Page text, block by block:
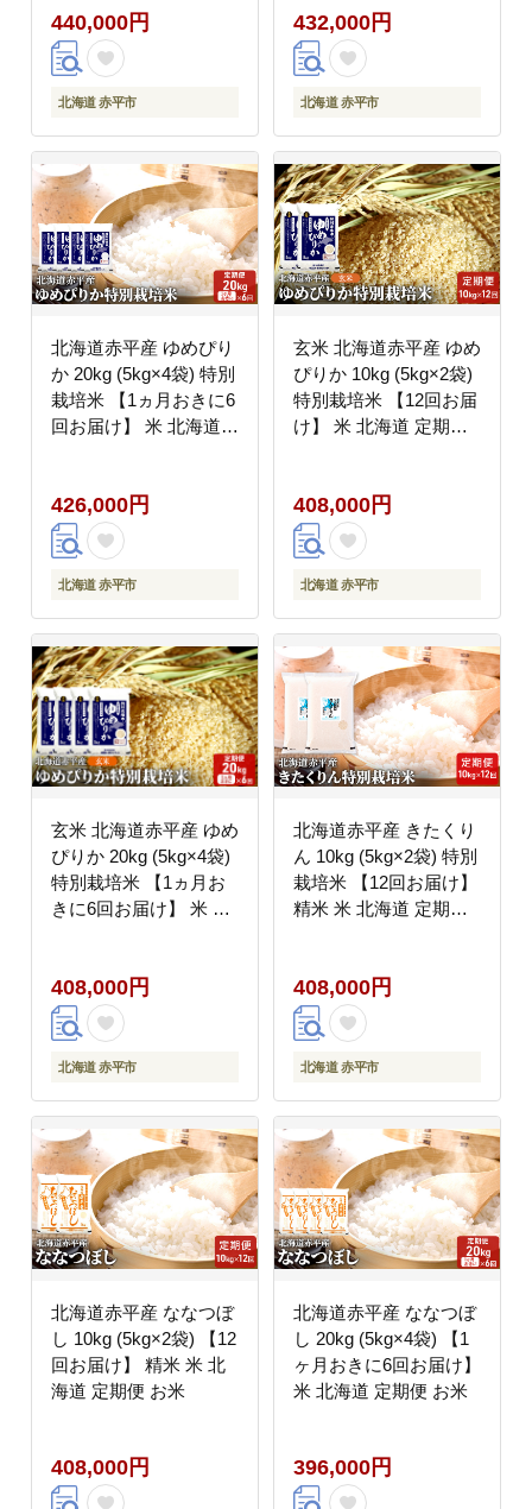
ル ファッション 北海道
赤平 名入れ有
440,000円
北海道 赤平市
432,000円
北海道 赤平市
北海道赤平産 ゆめぴり
か 20kg (5kg×4袋) 特別
栽培米 【1ヵ月おきに6
回お届け】 米 北海道
426,000円
北海道 赤平市
玄米 北海道赤平産 ゆめ
ぴりか 10kg (5kg×2袋)
特別栽培米 【12回お届
け】 米 北海道 定期便
408,000円
北海道 赤平市
玄米 北海道赤平産 ゆめ
ぴりか 20kg (5kg×4袋)
特別栽培米 【1ヵ月お
きに6回お届け】 米 北
408,000円
北海道 赤平市
北海道赤平産 きたくり
ん 10kg (5kg×2袋) 特別
栽培米 【12回お届け】
精米 米 北海道 定期便
408,000円
北海道 赤平市
北海道赤平産 ななつぼ
し 10kg (5kg×2袋) 【12
回お届け】 精米 米 北
海道 定期便 お米
408,000円
北海道赤平産 ななつぼ
し 20kg (5kg×4袋) 【1
ヶ月おきに6回お届け】
米 北海道 定期便 お米
396,000円